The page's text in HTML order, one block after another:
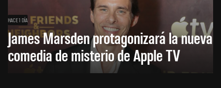
HACE 1 DÍA
James Marsden protagonizará la nueva
comedia de misterio de Apple TV